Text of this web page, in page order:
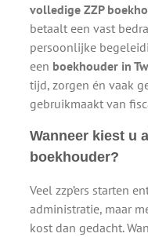
volledige ZZP
betaalt een vast
persoonlijke
een boekhouder in
tijd, zorgen én vaak
gebruikmaakt van
Wanneer kiest u
boekhouder?
Veel zzp’ers starten
administratie, maar
kost dan gedacht.